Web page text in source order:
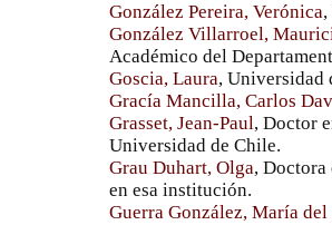
González Pereira, Verónica
González Villarroel,
Académico del
Goscia, Laura, Universidad
Gracía Mancilla, Carlos
Grasset, Jean-Paul, Doctor
Universidad de Chile.
Grau Duhart, Olga,
en esa institución.
Guerra González, María del